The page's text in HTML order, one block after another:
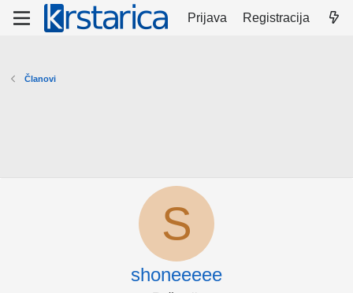
Prijava Registracija
Članovi
S
shoneeeee